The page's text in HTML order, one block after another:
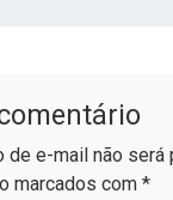
de e-mail não será
marcados com *